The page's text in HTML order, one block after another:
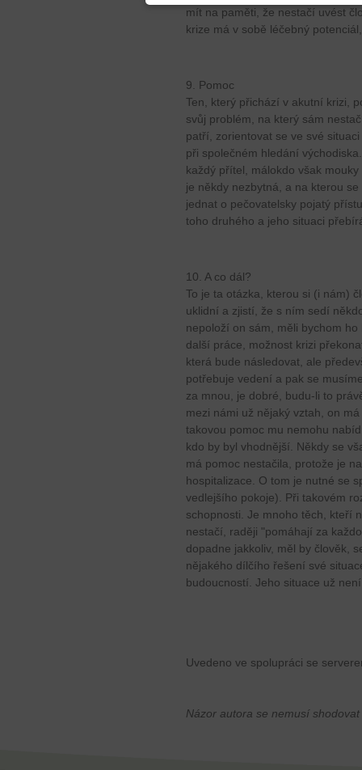
mít na paměti, že nestačí uvést
krize má v sobě léčebný
9. Pomoc
Ten, který přichází v akutní krizi,
svůj problém, na který sám
patří, zorientovat se ve své
při společném hledání
každý přítel, málokdo však
je někdy nezbytná, a na kterou
jednat o pečovatelsky pojatý
toho druhého a jeho situaci
10. A co dál?
To je ta otázka, kterou si (i nám)
uklidní a zjistí, že s ním sedí
nepoloží on sám, měli bychom
další práce, možnost krizi
která bude následovat, ale
potřebuje vedení a pak se
za mnou, je dobré, budu-li to
mezi námi už nějaký vztah, on
takovou pomoc mu nemohu
kdo by byl vhodnější. Někdy se
má pomoc nestačila, protože je
hospitalizace. O tom je nutné se
vedlejšího pokoje). Při takovém
schopnosti. Je mnoho těch, kteří
nestačí, raději "pomáhají za
dopadne jakkoliv, měl by člověk,
nějakého dílčího řešení své
budoucností. Jeho situace už
Uvedeno ve spolupráci se
Názor autora se nemusí